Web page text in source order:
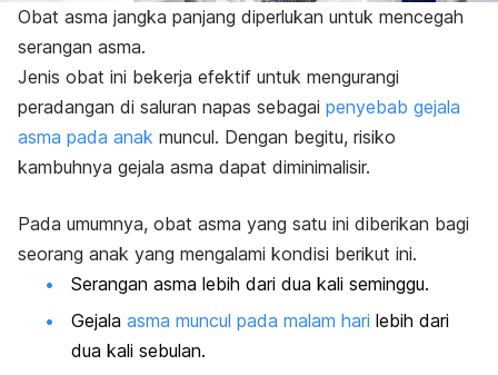
Obat asma jangka panjang diperlukan untuk mencegah
serangan asma.
Jenis obat ini bekerja efektif untuk mengurangi
peradangan di saluran napas sebagai penyebab gejala
asma pada anak muncul. Dengan begitu, risiko
kambuhnya gejala asma dapat diminimalisir.
Pada umumnya, obat asma yang satu ini diberikan bagi
seorang anak yang mengalami kondisi berikut ini.
Serangan asma lebih dari dua kali seminggu.
Gejala asma muncul pada malam hari lebih dari
dua kali sebulan.